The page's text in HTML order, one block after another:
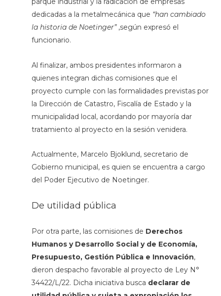
dedicadas a la metalmecánica que “han cambiado
la historia de Noetinger”,según expresó el
funcionario.
Al finalizar, ambos presidentes informaron a
quienes integran dichas comisiones que el
proyecto cumple con las formalidades previstas por
la Dirección de Catastro, Fiscalía de Estado y la
municipalidad local, acordando por mayoría dar
tratamiento al proyecto en la sesión venidera.
Actualmente, Marcelo Bjoklund, secretario de
Gobierno municipal, es quien se encuentra a cargo
del Poder Ejecutivo de Noetinger.
De utilidad pública
Por otra parte, las comisiones de Derechos
Humanos y Desarrollo Social y de Economía,
Presupuesto, Gestión Pública e Innovación,
dieron despacho favorable al proyecto de Ley N°
34422/L/22. Dicha iniciativa busca declarar de